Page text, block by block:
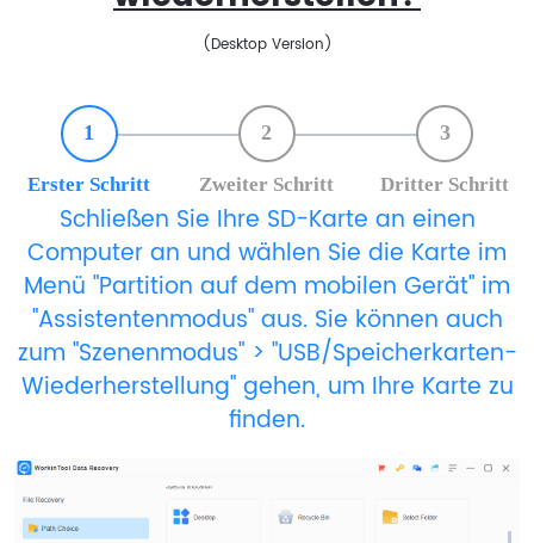
(Desktop Version)
1
Erster Schritt
2
Zweiter Schritt
3
Dritter Schritt
Schließen Sie Ihre SD-Karte an einen
Computer an und wählen Sie die Karte im
Menü "Partition auf dem mobilen Gerät" im
"Assistentenmodus" aus. Sie können auch
zum "Szenenmodus" > "USB/Speicherkarten-
Wiederherstellung" gehen, um Ihre Karte zu
finden.